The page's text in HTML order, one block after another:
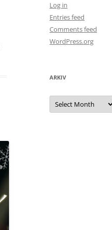
Log in
Entries feed
Comments feed
WordPress.org
ARKIV
Arkiv